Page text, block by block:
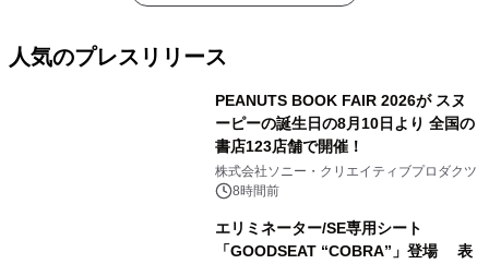
人気のプレスリリース
PEANUTS BOOK FAIR 2026が スヌ
ーピーの誕生日の8月10日より 全国の
書店123店舗で開催！
株式会社ソニー・クリエイティブプロダクツ
8時間前
エリミネーター/SE専用シート
「GOODSEAT “COBRA”」登場 表